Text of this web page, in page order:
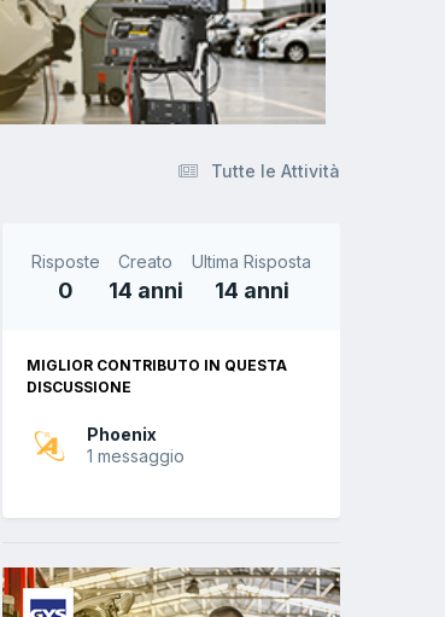
Tutte le Attività
Risposte
0
Creato
14 anni
Ultima Risposta
14 anni
MIGLIOR CONTRIBUTO IN QUESTA
DISCUSSIONE
Phoenix
1 messaggio